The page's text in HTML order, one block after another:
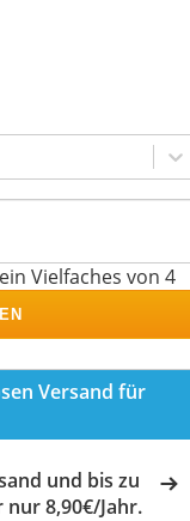
Vielfaches von 4
Versand für
und bis zu
nur 8,90€/Jahr.